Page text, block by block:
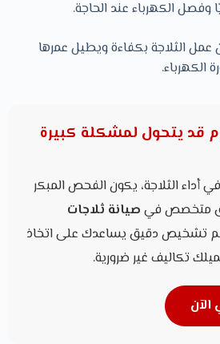
وفصل الكهرباء عند الحاجة.
عمل الثلاجة بكفاءة ويطيل عمرها
الكهرباء.
قد يتحول لمشكلة كبيرة
أداء الثلاجة، يكون الفحص المبكر
متخصص في صيانة ثلاجات
تشخيص دقيق يساعدك على اتخاذ
تكاليف غير ضرورية.